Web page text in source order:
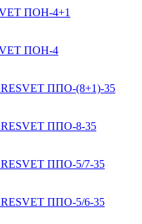
ПОН-4+1
ПОН-4
ППО-(8+1)-35
ППО-8-35
ППО-5/7-35
ППО-5/6-35